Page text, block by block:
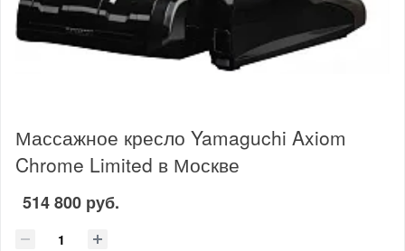
Массажное кресло Yamaguchi Axiom
Chrome Limited в Москве
514 800 руб.